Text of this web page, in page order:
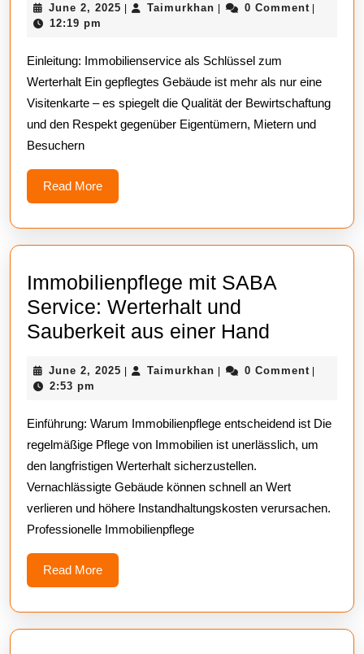
in
Qualität,
Zuverlässigkeit
und
Werterhalt
pr
June 2, 2025 JuneTaimurkhan Taimurkhan
0 Comment
12:19 pm
Einleitung: Immobilienservice als Schlüssel zum
Werterhalt Ein gepflegtes Gebäude ist mehr als nur eine
Visitenkarte – es spiegelt die Qualität der Bewirtschaftung
und den Respekt gegenüber Eigentümern, Mietern und
Besuchern
Read MoreRead
More
Immobilienpflege mit SABA
Service: Werterhalt und
Sauberkeit aus einer Hand
SABA
Werterhalt
und
aus
June 2, 2025 JuneTaimurkhan Taimurkhan
0 Comment
2:53 pm
Einführung: Warum Immobilienpflege entscheidend ist Die
regelmäßige Pflege von Immobilien ist unerlässlich, um
den langfristigen Werterhalt sicherzustellen.
Vernachlässigte Gebäude können schnell an Wert
verlieren und höhere Instandhaltungskosten verursachen.
Professionelle Immobilienpflege
Read MoreRead
More